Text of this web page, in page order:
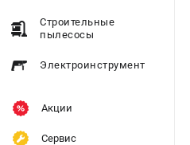
Строительные
пылесосы
Электроинструмент
Акции
Сервис